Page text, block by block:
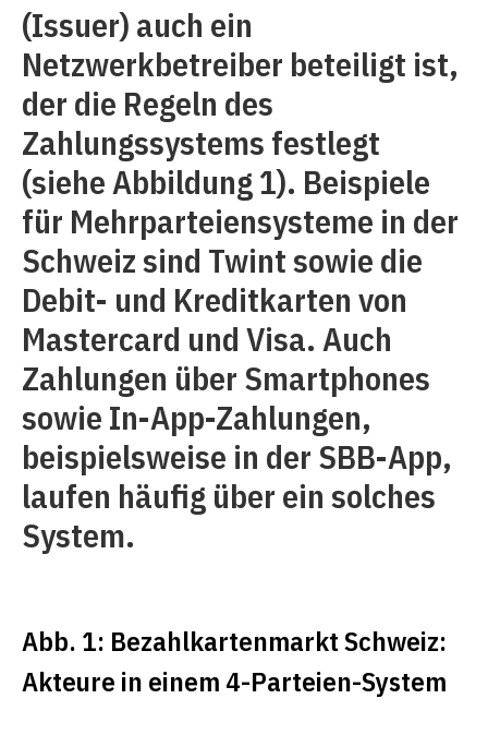
(Issuer) auch ein
Netzwerkbetreiber beteiligt ist,
der die Regeln des
Zahlungssystems festlegt
(siehe Abbildung 1). Beispiele
für Mehrparteiensysteme in der
Schweiz sind Twint sowie die
Debit- und Kreditkarten von
Mastercard und Visa. Auch
Zahlungen über Smartphones
sowie In-App-Zahlungen,
beispielsweise in der SBB-App,
laufen häufig über ein solches
System.
Abb. 1: Bezahlkartenmarkt Schweiz:
Akteure in einem 4-Parteien-System